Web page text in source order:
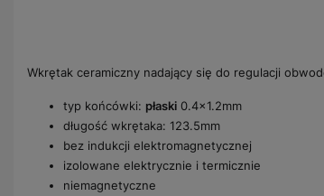
Wkrętak ceramiczny nadający się do regulacji
typ końcówki: płaski 0.4x1.2mm
długość wkrętaka: 123.5mm
bez indukcji elektromagnetycznej
izolowane elektrycznie i termicznie
niemagnetyczne